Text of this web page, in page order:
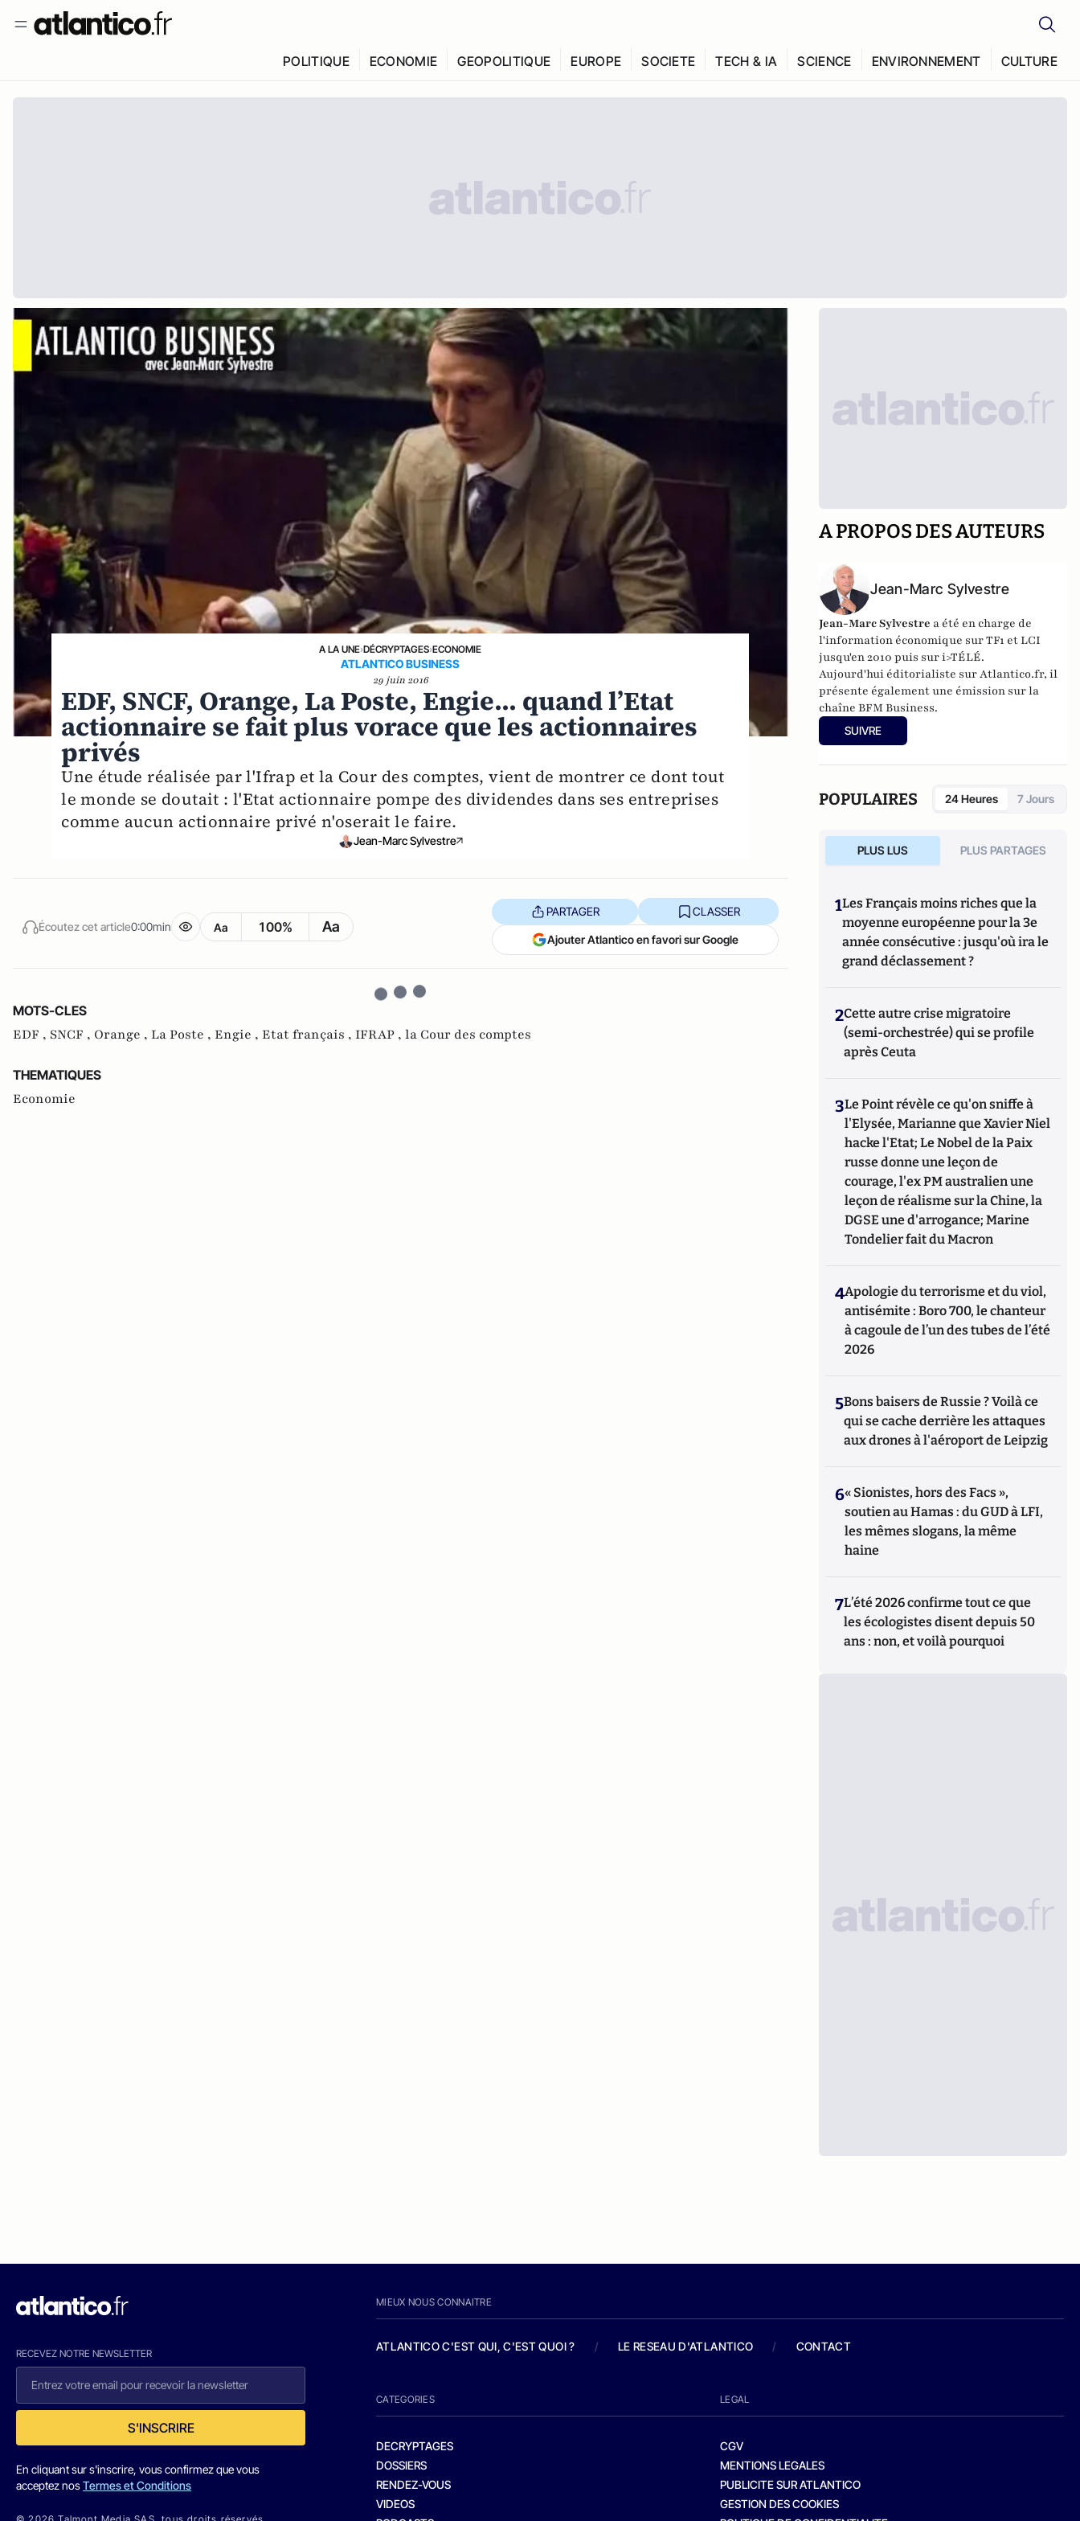
POLITIQUE ECONOMIE GEOPOLITIQUE EUROPE SOCIETE TECH & IA SCIENCE ENVIRONNEMENT CULTURE
A LA UNE›DÉCRYPTAGES›ECONOMIE
ATLANTICO BUSINESS
29 juin 2016
EDF, SNCF, Orange, La Poste, Engie... quand l’Etat
actionnaire se fait plus vorace que les actionnaires
privés
Une étude réalisée par l'Ifrap et la Cour des comptes, vient de montrer ce dont tout
le monde se doutait : l'Etat actionnaire pompe des dividendes dans ses entreprises
comme aucun actionnaire privé n'oserait le faire.
Jean-Marc Sylvestre
Écoutez cet article0:00min Aa 100% Aa
PARTAGER CLASSER
Ajouter Atlantico en favori sur Google
MOTS-CLES
EDF , SNCF , Orange , La Poste , Engie , Etat français , IFRAP , la Cour des comptes
THEMATIQUES
Economie
A PROPOS DES AUTEURS
Jean-Marc Sylvestre
Jean-Marc Sylvestre a été en charge de
l'information économique sur TF1 et LCI
jusqu'en 2010 puis sur i>TÉLÉ.
Aujourd'hui éditorialiste sur Atlantico.fr, il
présente également une émission sur la
chaîne BFM Business.
SUIVRE
POPULAIRES 24 Heures 7 Jours
PLUS LUS PLUS PARTAGES
1Les Français moins riches que la
moyenne européenne pour la 3e
année consécutive : jusqu'où ira le
grand déclassement ?
2Cette autre crise migratoire
(semi-orchestrée) qui se profile
après Ceuta
3Le Point révèle ce qu'on sniffe à
l'Elysée, Marianne que Xavier Niel
hacke l'Etat; Le Nobel de la Paix
russe donne une leçon de
courage, l'ex PM australien une
leçon de réalisme sur la Chine, la
DGSE une d'arrogance; Marine
Tondelier fait du Macron
4Apologie du terrorisme et du viol,
antisémite : Boro 700, le chanteur
à cagoule de l’un des tubes de l’été
2026
5Bons baisers de Russie ? Voilà ce
qui se cache derrière les attaques
aux drones à l'aéroport de Leipzig
6« Sionistes, hors des Facs »,
soutien au Hamas : du GUD à LFI,
les mêmes slogans, la même
haine
7L’été 2026 confirme tout ce que
les écologistes disent depuis 50
ans : non, et voilà pourquoi
RECEVEZ NOTRE NEWSLETTER
S'INSCRIRE
En cliquant sur s'inscrire, vous confirmez que vous
acceptez nosTermes et Conditions
MIEUX NOUS CONNAITRE
ATLANTICO C'EST QUI, C'EST QUOI ? / LE RESEAU D'ATLANTICO / CONTACT
CATEGORIES
DECRYPTAGES
DOSSIERS
RENDEZ-VOUS
VIDEOS
LEGAL
CGV
MENTIONS LEGALES
PUBLICITE SUR ATLANTICO
GESTION DES COOKIES